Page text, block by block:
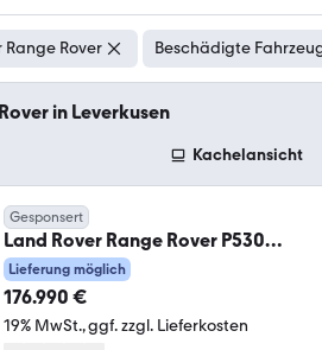
Range Rover Beschädigte
in Leverkusen
Kachelansicht
Gesponsert
Land Rover Range Rover P530
Autobiography Multimedia Luft
Lieferung möglich
176.990 €
19% MwSt. ggf. zzgl. Lieferkosten